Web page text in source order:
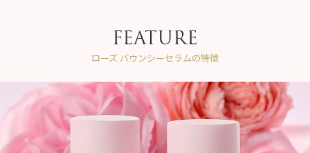
FEATURE
ローズ バウンシーセラムの特徴